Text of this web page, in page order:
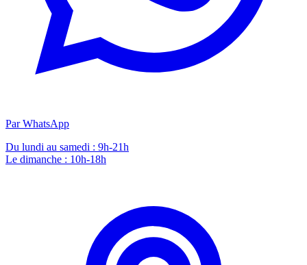
Par WhatsApp
Du lundi au samedi : 9h-21h
Le dimanche : 10h-18h